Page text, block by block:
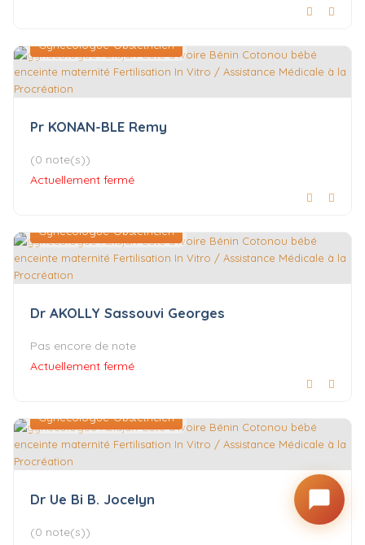
Gynécologue-Obstétricien
Pr KONAN-BLE Remy
(0 note(s))
Actuellement fermé
Gynécologue-Obstétricien
Dr AKOLLY Sassouvi Georges
Pas encore de note
Actuellement fermé
Gynécologue-Obstétricien
Dr Ue Bi B. Jocelyn
(0 note(s))